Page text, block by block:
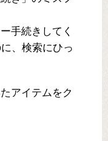
手続きしてく
、検索にひっ
アイテムをク